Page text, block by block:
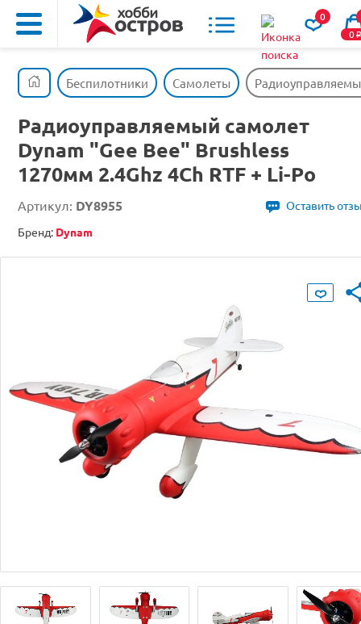
0
0o
Беспилотники Самолеты
Радиоуправляемый самолет
Dynam "Gee Bee" Brushless
1270мм 2.4Ghz 4Ch RTF + Li-Po
Артикул: DY8955
Оставить
Бренд: Dynam